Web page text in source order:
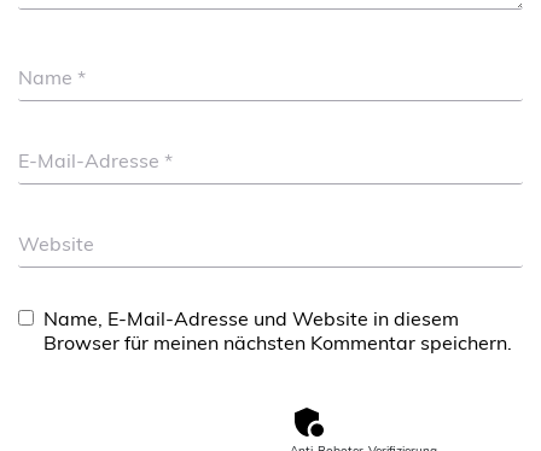
Name *
E-Mail-Adresse *
Website
Name, E-Mail-Adresse und Website in diesem
Browser für meinen nächsten Kommentar speichern.